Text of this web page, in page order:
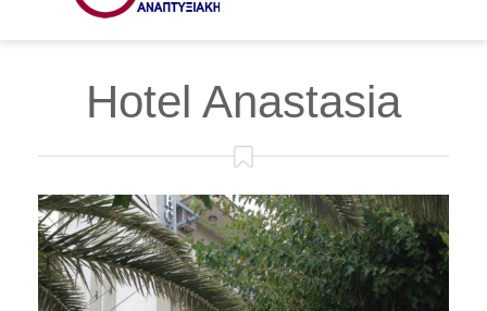
Hotel Anastasia